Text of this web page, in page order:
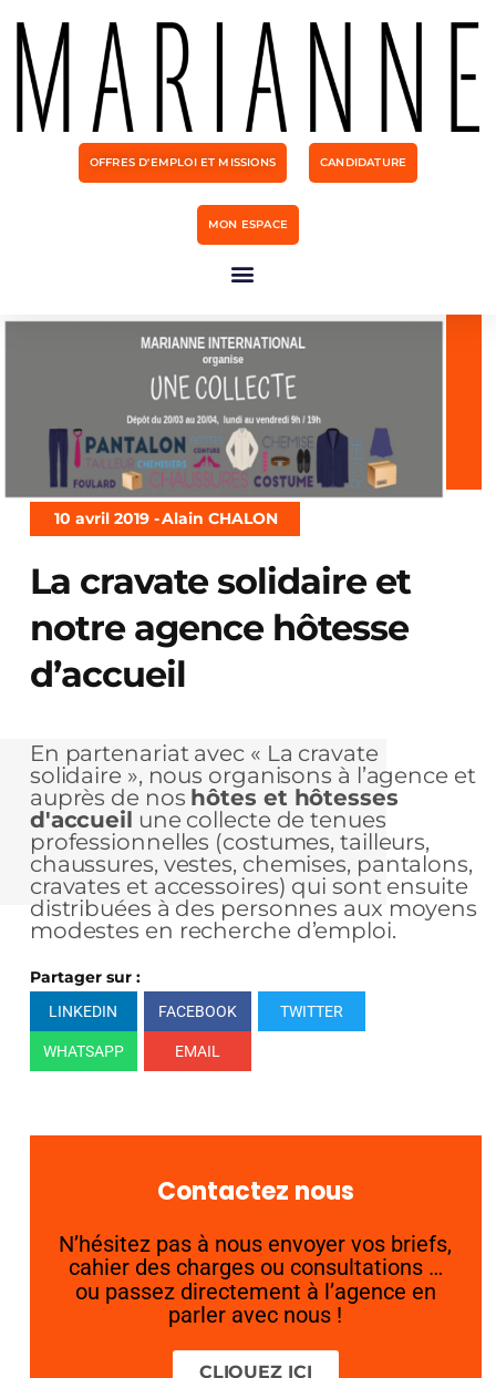
OFFRES D'EMPLOI ET MISSIONS CANDIDATURE
MON ESPACE
10 avril 2019 -Alain CHALON
La cravate solidaire et
notre agence hôtesse
d’accueil
En partenariat avec « La cravate
solidaire », nous organisons à l’agence et
auprès de nos hôtes et hôtesses
d'accueil une collecte de tenues
professionnelles (costumes, tailleurs,
chaussures, vestes, chemises, pantalons,
cravates et accessoires) qui sont ensuite
distribuées à des personnes aux moyens
modestes en recherche d’emploi.
Partager sur :
LINKEDIN FACEBOOK TWITTER
WHATSAPP EMAIL
Contactez nous
N’hésitez pas à nous envoyer vos briefs,
cahier des charges ou consultations …
ou passez directement à l’agence en
parler avec nous !
CLIQUEZ ICI